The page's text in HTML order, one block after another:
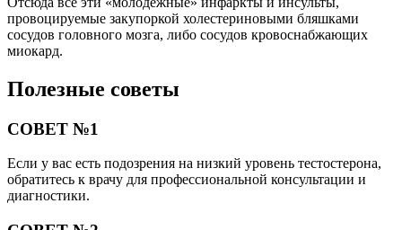
провоцируемые закупоркой холестериновыми бляшками
сосудов головного мозга, либо сосудов кровоснабжающих
миокард.
Полезные советы
СОВЕТ №1
Если у вас есть подозрения на низкий уровень тестостерона,
обратитесь к врачу для профессиональной консультации и
диагностики.